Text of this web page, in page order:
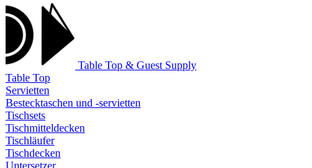
Table Top & Guest Supply
Table Top
Servietten
Bestecktaschen und -servietten
Tischsets
Tischmitteldecken
Tischläufer
Tischdecken